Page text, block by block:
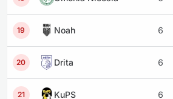
19 Noah 6
20 Drita 6
21 KuPS 6